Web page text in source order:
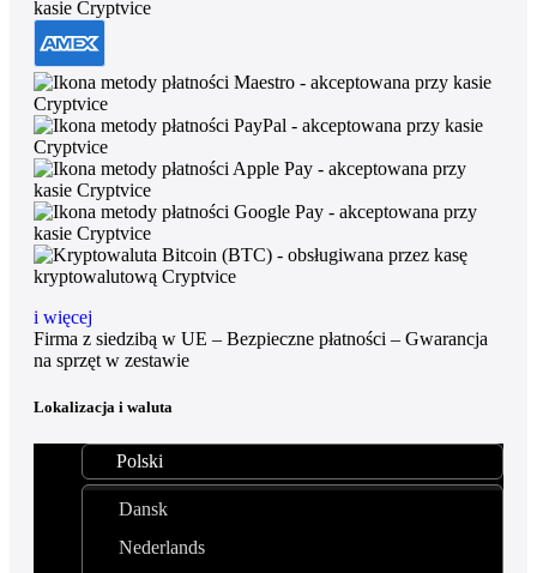
i więcej
Firma z siedzibą w UE – Bezpieczne płatności – Gwarancja
na sprzęt w zestawie
Lokalizacja i waluta
Polski
Dansk
Nederlands